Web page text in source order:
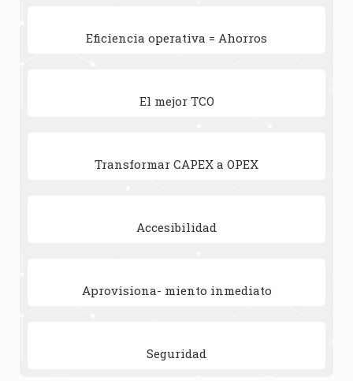
Eficiencia operativa = Ahorros
El mejor TCO
Transformar CAPEX a OPEX
Accesibilidad
Aprovisiona- miento inmediato
Seguridad